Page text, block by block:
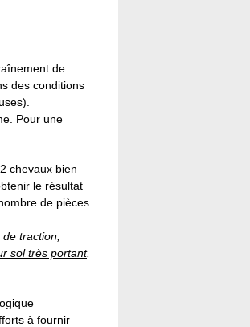
de
des conditions
Pour une
chevaux bien
le résultat
de pièces
traction,
sol très portant.
à fournir